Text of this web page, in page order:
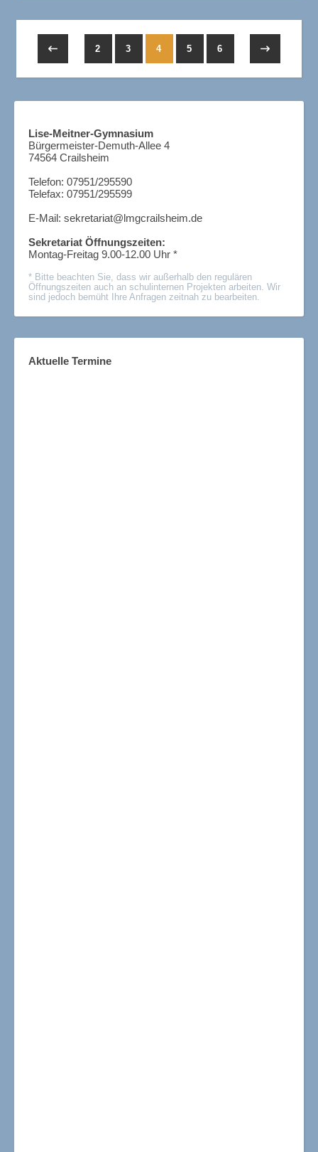
2 3 4 5 6
Lise-Meitner-Gymnasium
Bürgermeister-Demuth-Allee 4
74564 Crailsheim
Telefon: 07951/295590
Telefax: 07951/295599
E-Mail: sekretariat@lmgcrailsheim.de
Sekretariat Öffnungszeiten:
Montag-Freitag 9.00-12.00 Uhr *
* Bitte beachten Sie, dass wir außerhalb den regulären
Öffnungszeiten auch an schulinternen Projekten arbeiten. Wir
sind jedoch bemüht Ihre Anfragen zeitnah zu bearbeiten.
Aktuelle Termine